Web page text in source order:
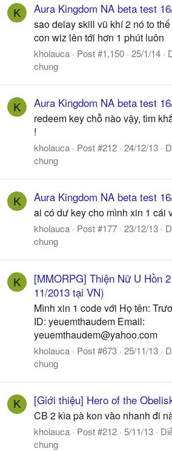
K Aura Kingdom NA beta test
sao delay skill vũ khí 2 nó to
con wiz lên tới hơn 1 phút luôn
kholauca Post #1,150 25/1/14
chung
K Aura Kingdom NA beta test
redeem key chỗ nào vậy, tìm
!
kholauca Post #212 24/12/13
chung
K Aura Kingdom NA beta test
ai có dư key cho mình xin 1 cái
kholauca Post #177 23/12/13
chung
K
[MMORPG] Thiện Nữ U Hồn
11/2013 tại VN)
Mình xin 1 code với Họ tên:
ID: yeuemthaudem Email:
yeuemthaudem@yahoo.com
kholauca Post #673 25/11/13
chung
K [Giới thiệu] Hero of the
CB 2 kìa pà kon vào nhanh đi
kholauca Post #212 5/11/13
chung